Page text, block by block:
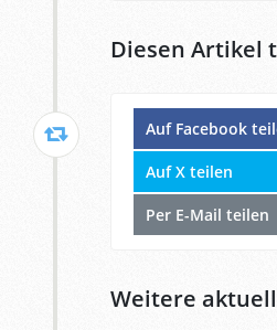
Diesen Artikel
Auf Facebook
Auf X teilen
Per E-Mail teilen
Weitere